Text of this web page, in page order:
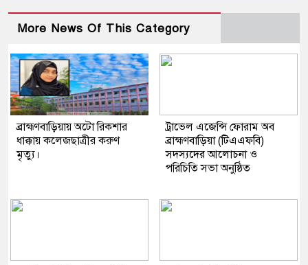
More News Of This Category
ব্রাহ্মণবাড়িয়ায় অটো রিকশার
ধাক্কায় কলেজছাত্রীর করুণ
মৃত্যু।
ট্রাভেল এজেন্সি ফোরাম অব
ব্রাহ্মণবাড়িয়া (টিএএফবি)
সদস্যদের আলোচনা ও
পরিচিতি সভা অনুষ্ঠিত